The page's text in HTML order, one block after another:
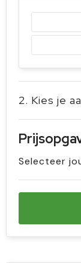
2. Kies je
Selecteer